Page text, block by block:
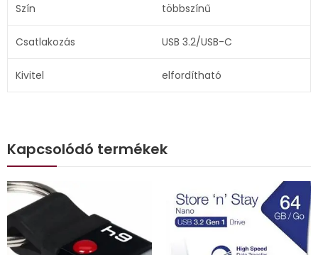
Szín többszínű
Csatlakozás USB 3.2/USB-C
Kivitel elfordítható
Kapcsolódó termékek